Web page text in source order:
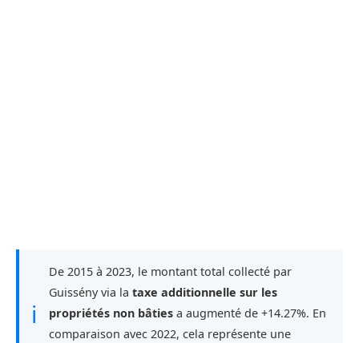
ℹ
De 2015 à 2023, le montant total collecté par
Guissény via la taxe additionnelle sur les
propriétés non bâties a augmenté de +14.27%. En
comparaison avec 2022, cela représente une